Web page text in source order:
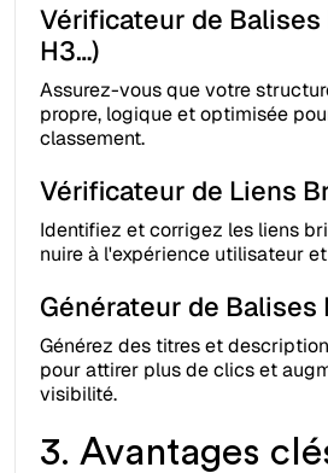
Vérificateur de Balises
H3…)
Assurez-vous que votre
propre, logique et optimisée
classement.
Vérificateur de Liens
Identifiez et corrigez les liens
nuire à l'expérience utilisateur et
Générateur de Balises
Générez des titres et
pour attirer plus de clics et
visibilité.
3. Avantages